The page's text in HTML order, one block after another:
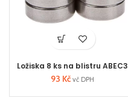
Ložiska 8 ks na blistru ABEC3
93 Kč vč DPH